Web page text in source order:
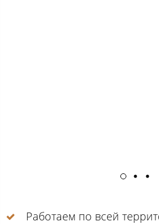
Работаем по всей